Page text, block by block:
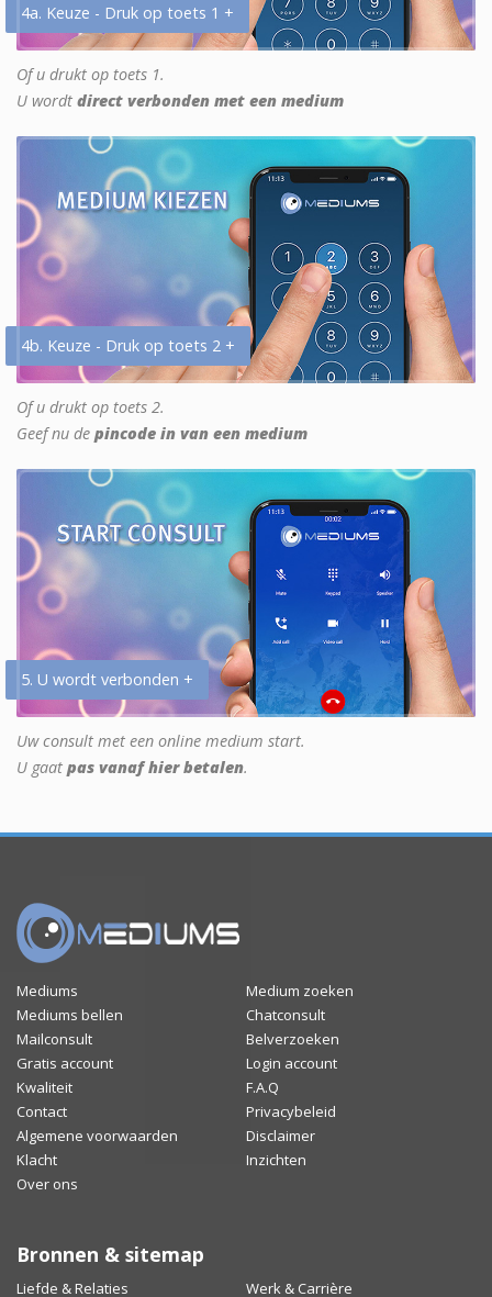
4a. Keuze - Druk op toets 1 +
Of u drukt op toets 1.
U wordt direct verbonden met een medium
4b. Keuze - Druk op toets 2 +
Of u drukt op toets 2.
Geef nu de pincode in van een medium
5. U wordt verbonden +
Uw consult met een online medium start.
U gaat pas vanaf hier betalen.
Mediums
Medium zoeken
Mediums bellen
Chatconsult
Mailconsult
Belverzoeken
Gratis account
Login account
Kwaliteit
F.A.Q
Contact
Privacybeleid
Algemene voorwaarden
Disclaimer
Klacht
Inzichten
Over ons
Bronnen & sitemap
Liefde & Relaties Werk & Carrière